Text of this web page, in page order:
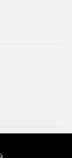
применяются
технологии